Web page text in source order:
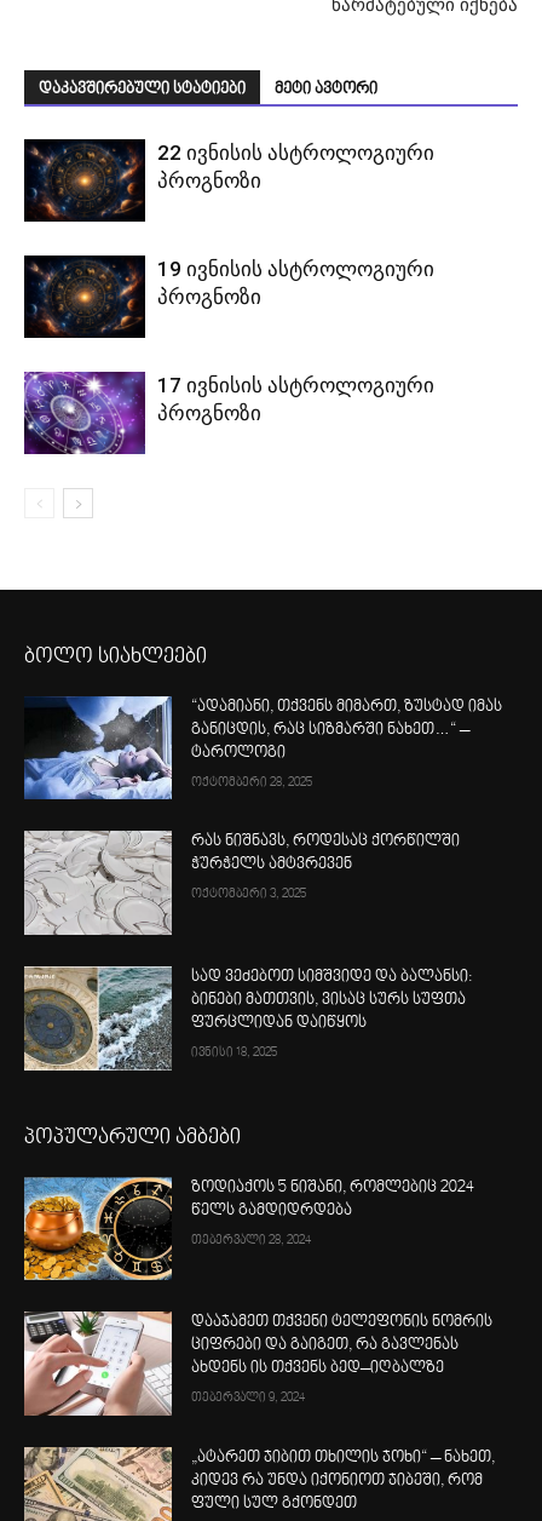
წარმატებული იქნება
დაკავშირებული სტატიები მეტი ავტორი
22 ივნისის ასტროლოგიური
პროგნოზი
19 ივნისის ასტროლოგიური
პროგნოზი
17 ივნისის ასტროლოგიური
პროგნოზი
ბოლო სიახლეები
“ადამიანი, თქვენს მიმართ, ზუსტად იმას
განიცდის, რაც სიზმარში ნახეთ…“ –
ტაროლოგი
ოქტომბერი 28, 2025
რას ნიშნავს, როდესაც ქორწილში
ჭურჭელს ამტვრევენ
ოქტომბერი 3, 2025
სად ვეძებოთ სიმშვიდე და ბალანსი:
ბინები მათთვის, ვისაც სურს სუფთა
ფურცლიდან დაიწყოს
ივნისი 18, 2025
პოპულარული ამბები
ზოდიაქოს 5 ნიშანი, რომლებიც 2024
წელს გამდიდრდება
თებერვალი 28, 2024
დააჯამეთ თქვენი ტელეფონის ნომრის
ციფრები და გაიგეთ, რა გავლენას
ახდენს ის თქვენს ბედ–იღბალზე
თებერვალი 9, 2024
„ატარეთ ჯიბით თხილის ჯოხი“ – ნახეთ,
კიდევ რა უნდა იქონიოთ ჯიბეში, რომ
ფული სულ გქონდეთ